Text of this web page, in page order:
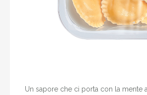
Un sapore che ci porta con la mente